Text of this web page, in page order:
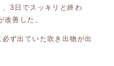
3日でスッキリと終わ
改善した。
ず出ていた吹き出物が出